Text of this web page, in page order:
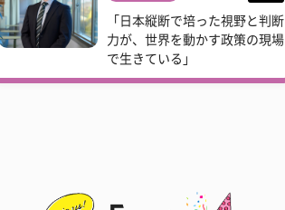
「日本縦断で培った視野と判断
力が、世界を動かす政策の現場
で生きている」